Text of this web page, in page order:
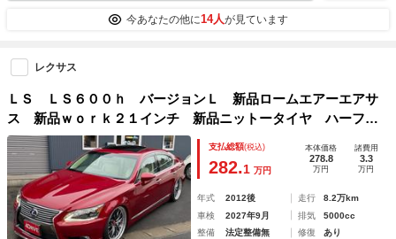
今あなたの他に14人が見ています
レクサス
ＬＳ ＬＳ６００ｈ バージョンＬ 新品ロームエアーエアサ
ス 新品ｗｏｒｋ２１インチ 新品ニットータイヤ ハーフエ
アロ デイライトキット 新品アーム
支払総額(税込)
282.1 万円
本体価格
278.8
万円
諸費用
3.3
万円
年式 2012後 走行
8.2万km
車検
2027年9月 排気
5000cc
整備
法定整備無 修復
あり